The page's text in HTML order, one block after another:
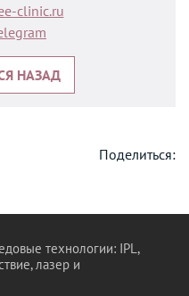
clinic.ru
НАЗАД
Поделиться:
технологии: IPL,
лазер и